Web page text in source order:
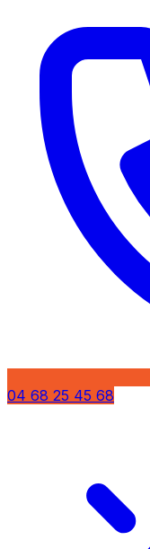
04 68 25 45 68